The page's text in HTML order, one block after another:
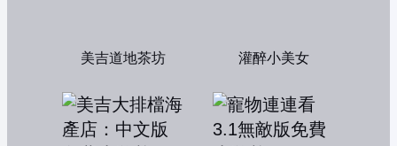
美吉道地茶坊 灌醉小美女